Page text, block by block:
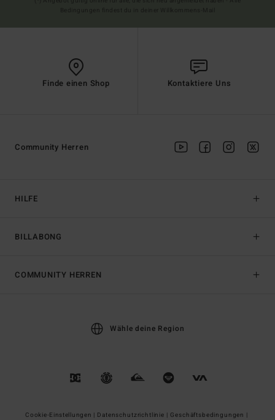
Finde einen Shop Kontaktiere Uns
HILFE
BILLABONG
Community Herren
COMMUNITY HERREN
Wähle deine Region
Cookie-Einstellungen | Datenschutzrichtlinie | Geschäftsbedingungen |